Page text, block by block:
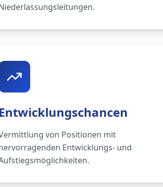
Entwicklungschancen
von Positionen mit
Entwicklungs- und